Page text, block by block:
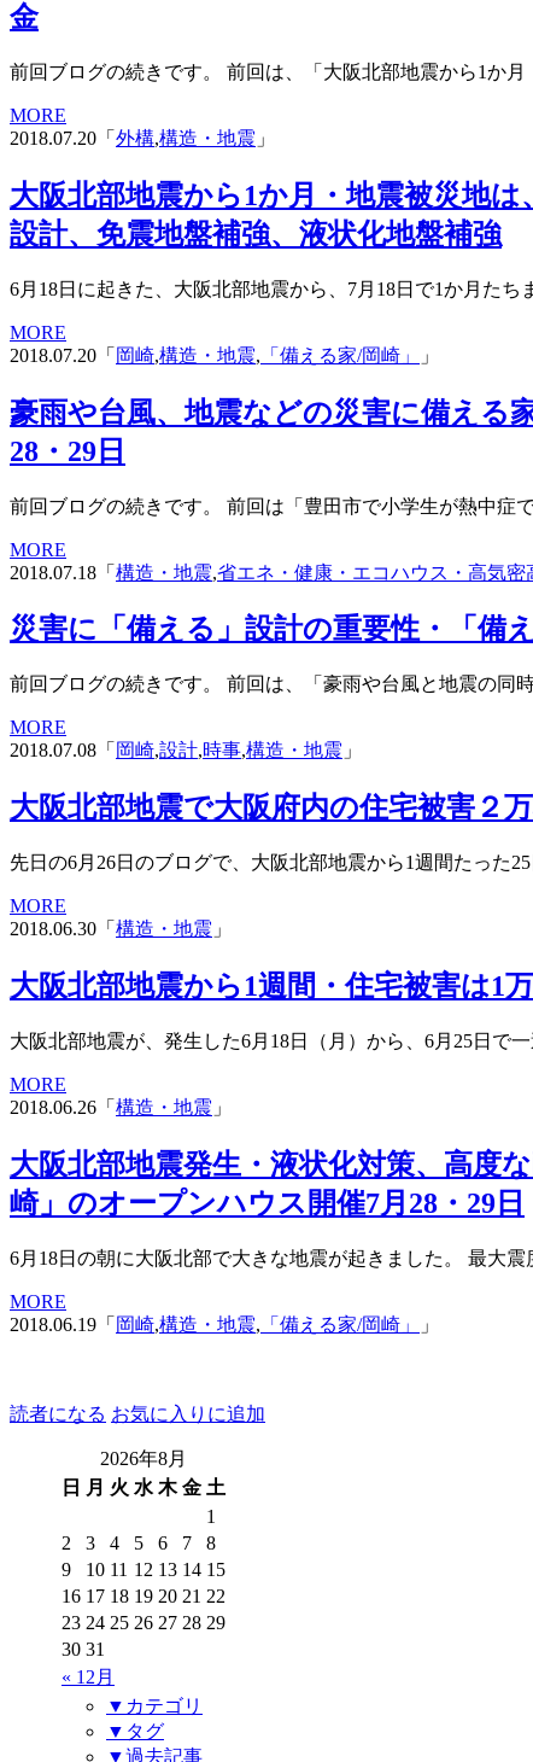
金
前回ブログの続きです。 前回は、「大阪北部地震から1か
MORE
2018.07.20「 外構,構造・地震 」
大阪北部地震から1か月・地震被災地
設計、免震地盤補強、液状化地盤補強
6月18日に起きた、大阪北部地震から、7月18日で1か月
MORE
2018.07.20「 岡崎,構造・地震, 「備える家/岡崎」 」
豪雨や台風、地震などの災害に備える
28・29日
前回ブログの続きです。 前回は「豊田市で小学生が熱中
MORE
2018.07.18「 構造・地震,省エネ・健康・エコハウス・高気密
災害に「備える」設計の重要性・「備
前回ブログの続きです。 前回は、「豪雨や台風と地震の
MORE
2018.07.08「 岡崎,設計,時事,構造・地震 」
大阪北部地震で大阪府内の住宅被害２
先日の6月26日のブログで、大阪北部地震から1週間たった
MORE
2018.06.30「 構造・地震 」
大阪北部地震から1週間・住宅被害は1
大阪北部地震が、発生した6月18日（月）から、6月25日
MORE
2018.06.26「 構造・地震 」
大阪北部地震発生・液状化対策、高度
崎」のオープンハウス開催7月28・29日
6月18日の朝に大阪北部で大きな地震が起きました。 最大
MORE
2018.06.19「 岡崎,構造・地震, 「備える家/岡崎」 」
読者になる お気に入りに追加
2026年8月
日
月 火 水 木 金 土
« 12月
1
2
3 4 5 6 7
8
9
10 11 12 13 14 15
16 17 18 19 20 21 22
23 24 25 26 27 28 29
30 31
▼カテゴリ
▼タグ
▼過去記事